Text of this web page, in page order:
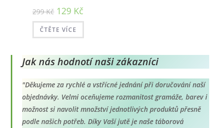
299Kč Původní
cena
byla:
299 Kč.
129 Kč
je:
ČTĚTE VÍCE
Jak nás hodnotí naši zákazníci
"Děkujeme za rychlé a vstřícné jednání při doručování naší
objednávky. Velmi oceňujeme rozmanitost gramáže, barev i
možnost si navolit množství jednotlivých produktů přesně
podle našich potřeb. Díky Vaší jutě je naše táborová